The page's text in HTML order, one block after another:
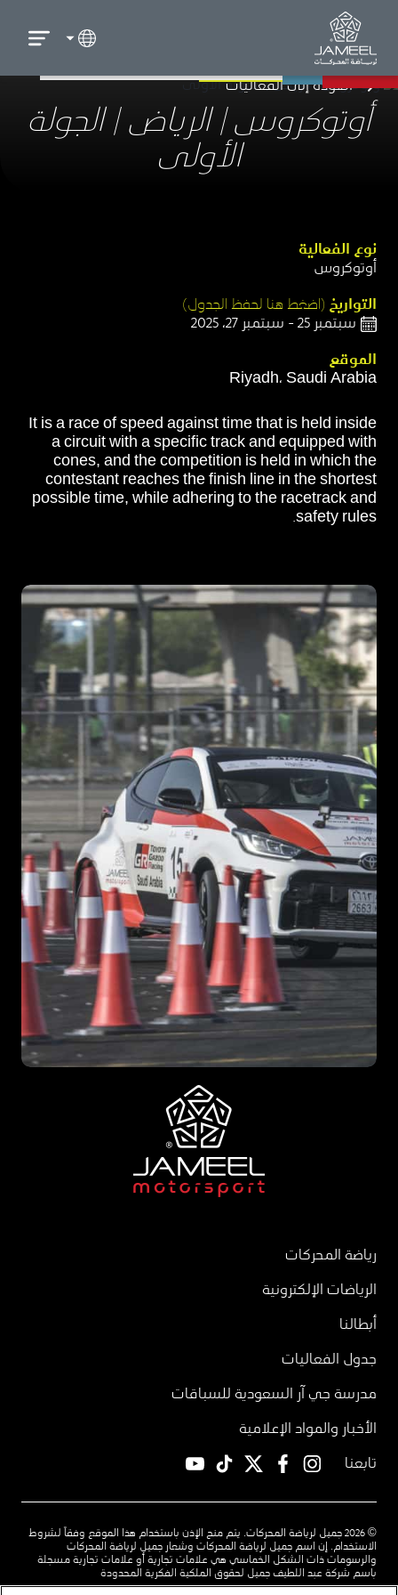
العودة إلى الفعاليات
أوتوكروس | الرياض | الجولة
الأولى​
نوع الفعالية​
أوتوكروس​
التواريخ (اضغط هنا لحفظ الجدول)​
سبتمبر 25 - سبتمبر 27، 2025
الموقع​
Riyadh، Saudi Arabia
It is a race of speed against time that is held inside
a circuit with a specific track and equipped with
cones, and the competition is held in which the
contestant reaches the finish line in the shortest
possible time, while adhering to the racetrack and
safety rules.
رياضة المحركات
الرياضات الإلكترونية
أبطالنا
جدول الفعاليات
مدرسة جي آر السعودية للسباقات
الأخبار والمواد الإعلامية
تابعنا
instagram
facebook
twitter
TikTok
© 2026 جميل لرياضة المحركات. يتم منح الإذن باستخدام هذا الموقع وفقاً لشروط
الاستخدام. إن اسم جميل لرياضة المحركات وشعار جميل لرياضة المحركات
والرسومات ذات الشكل الخماسي هي علامات تجارية أو علامات تجارية مسجلة
باسم شركة عبد اللطيف جميل لحقوق الملكية الفكرية المحدودة